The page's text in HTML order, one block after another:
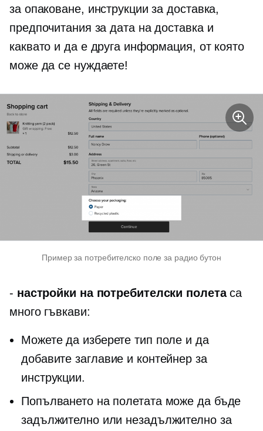
за опаковане, инструкции за доставка,
предпочитания за дата на доставка и
каквато и да е друга информация, от която
може да се нуждаете!
Пример за потребителско поле за радио бутон
- настройки на потребителски полетаса
много гъвкави:
Можете да изберете тип поле и да
добавите заглавие и контейнер за
инструкции.
Попълването на полетата може да бъде
задължително или незадължително за